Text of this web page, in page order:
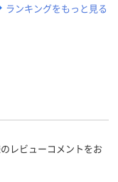
ランキングをもっと見る
レビューコメントをお